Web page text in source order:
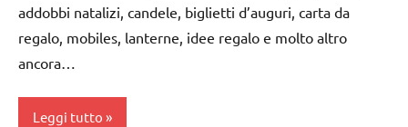
addobbi natalizi, candele, biglietti d’auguri, carta da
regalo, mobiles, lanterne, idee regalo e molto altro
ancora…
Leggi tutto